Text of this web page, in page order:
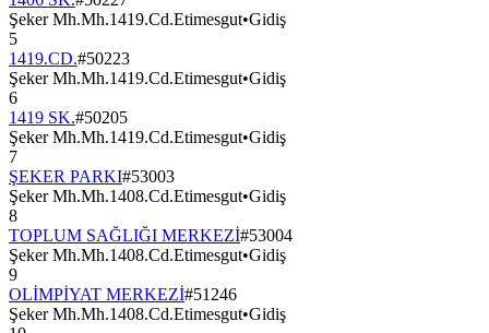
Şeker Mh.Mh.1419.Cd.Etimesgut•Gidiş
5
1419.CD.#50223
Şeker Mh.Mh.1419.Cd.Etimesgut•Gidiş
6
1419 SK.#50205
Şeker Mh.Mh.1419.Cd.Etimesgut•Gidiş
7
ŞEKER PARKI#53003
Şeker Mh.Mh.1408.Cd.Etimesgut•Gidiş
8
TOPLUM SAĞLIĞI MERKEZİ#53004
Şeker Mh.Mh.1408.Cd.Etimesgut•Gidiş
9
OLİMPİYAT MERKEZİ#51246
Şeker Mh.Mh.1408.Cd.Etimesgut•Gidiş